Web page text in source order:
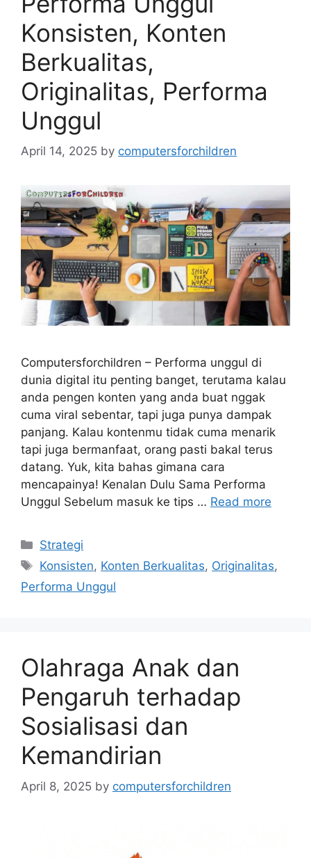
Konsisten, Konten
Berkualitas,
Originalitas, Performa
Unggul
April 14, 2025 by computersforchildren
Computersforchildren – Performa unggul di
dunia digital itu penting banget, terutama kalau
anda pengen konten yang anda buat nggak
cuma viral sebentar, tapi juga punya dampak
panjang. Kalau kontenmu tidak cuma menarik
tapi juga bermanfaat, orang pasti bakal terus
datang. Yuk, kita bahas gimana cara
mencapainya! Kenalan Dulu Sama Performa
Unggul Sebelum masuk ke tips … Read more
Categories
Strategi
Tags
Konsisten, Konten Berkualitas, Originalitas,
Performa Unggul
Olahraga Anak dan
Pengaruh terhadap
Sosialisasi dan
Kemandirian
April 8, 2025 by computersforchildren